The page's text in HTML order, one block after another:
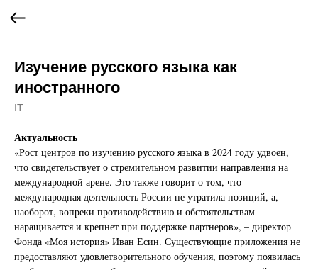
Изучение русского языка как
иностранного
IT
Актуальность
«Рост центров по изучению русского языка в 2024 году удвоен,
что свидетельствует о стремительном развитии направления на
международной арене. Это также говорит о том, что
международная деятельность России не утратила позиций, а,
наоборот, вопреки противодействию и обстоятельствам
наращивается и крепнет при поддержке партнеров», – директор
Фонда «Моя история» Иван Есин. Существующие приложения не
предоставляют удовлетворительного обучения, поэтому появилась